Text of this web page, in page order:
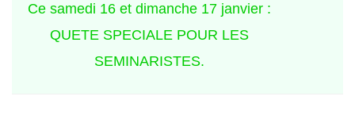
Ce samedi 16 et dimanche 17 janvier :
QUETE SPECIALE POUR LES
SEMINARISTES.